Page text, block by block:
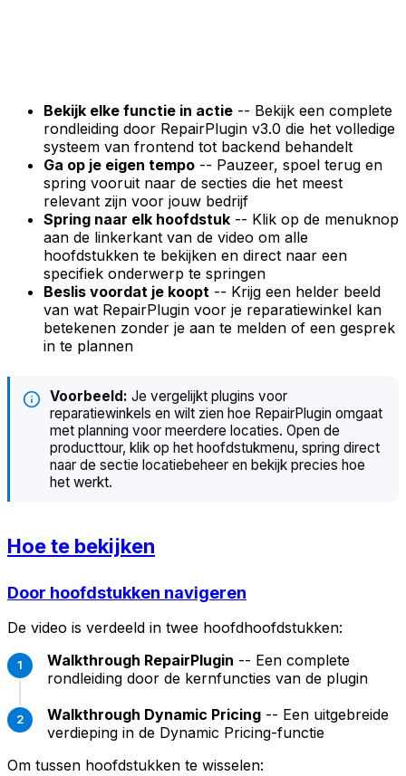
Bekijk elke functie in actie -- Bekijk een complete
rondleiding door RepairPlugin v3.0 die het volledige
systeem van frontend tot backend behandelt
Ga op je eigen tempo -- Pauzeer, spoel terug en
spring vooruit naar de secties die het meest
relevant zijn voor jouw bedrijf
Spring naar elk hoofdstuk -- Klik op de menuknop
aan de linkerkant van de video om alle
hoofdstukken te bekijken en direct naar een
specifiek onderwerp te springen
Beslis voordat je koopt -- Krijg een helder beeld
van wat RepairPlugin voor je reparatiewinkel kan
betekenen zonder je aan te melden of een gesprek
in te plannen
Voorbeeld: Je vergelijkt plugins voor
reparatiewinkels en wilt zien hoe RepairPlugin omgaat
met planning voor meerdere locaties. Open de
producttour, klik op het hoofdstukmenu, spring direct
naar de sectie locatiebeheer en bekijk precies hoe
het werkt.
Hoe te bekijken
Door hoofdstukken navigeren
De video is verdeeld in twee hoofdhoofdstukken:
Walkthrough RepairPlugin -- Een complete
rondleiding door de kernfuncties van de plugin
Walkthrough Dynamic Pricing -- Een uitgebreide
verdieping in de Dynamic Pricing-functie
Om tussen hoofdstukken te wisselen: